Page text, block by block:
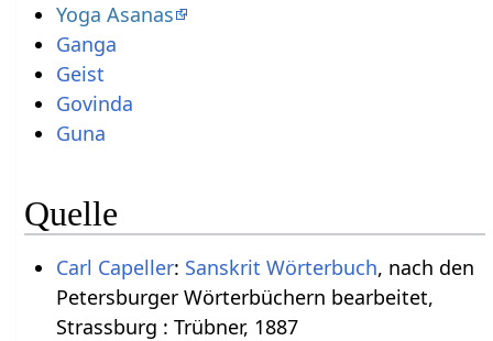
Yoga Asanas
Ganga
Geist
Govinda
Guna
Quelle
Carl Capeller: Sanskrit Wörterbuch, nach den
Petersburger Wörterbüchern bearbeitet,
Strassburg : Trübner, 1887